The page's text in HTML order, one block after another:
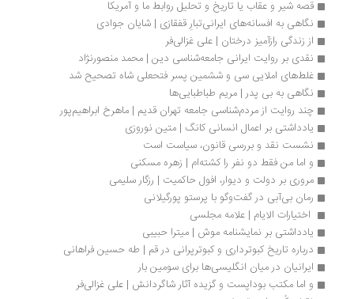
قصه شیر و عقاب یا تاریخ و تحلیل روابط ما و آمریکا
نگاهی به افسانه‌های ایرانی‌تبارِ قفقازی | شایان جوادی
از زندگی رازآمیز درختان | علی غزالی‌فر
نقدی بر روایت ایرانی جامعه‌شناسی دین | محمد منصورنژاد
غلط‌های املایی سی و ششمین پسر فتحعلی شاه تصحیح شد
نگاهی به بی پدر | مریم طباطبایی‌ها
چند روایت از مردم‌شناسی جامعه تهران قدیم | ماهرخ ابراهیم‌پور
یادداشتی بر اعمال انسانی کانگ | متین نوروزی
نشست نقد و بررسی قانون، سیاست است
و اما من فقط دو نفر را کشته‌ام | زهره مسکنی
مروری بر دولت و دیوار، افول حاکمیت | رزگار سلیمی
رمان بی‌آبی در گفت‌وگو با پرستو پورگیلانی
اختیارات الایام | علامه مجلسی
یادداشتی بر نمایشنامه موش | میترا حبیبی
درباره تاریخ کبوترداری و کبوترپرانی در قم | طه حسین فراهانی
ایرانیان در میان انگلیسی‌ها برای سومین بار
و اما مکتب بوداپست و گزیده آثار شاگردانش | علی غزالی‌فر